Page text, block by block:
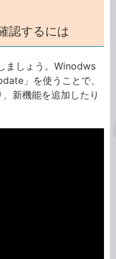
認するには
ましょう。Winodws
」を使うことで、
新機能を追加したり